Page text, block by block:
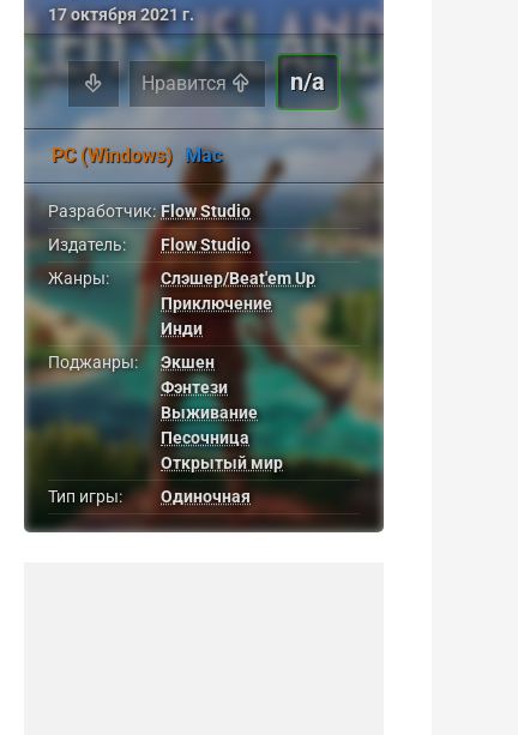
17 октября 2021 г.
Нравится n/a
PC (Windows) Mac
Разработчик: Flow Studio
Издатель:
Flow Studio
Жанры:
Слэшер/Beat'em Up
Приключение
Инди
Поджанры:
Экшен
Фэнтези
Выживание
Песочница
Открытый мир
Тип игры:
Одиночная